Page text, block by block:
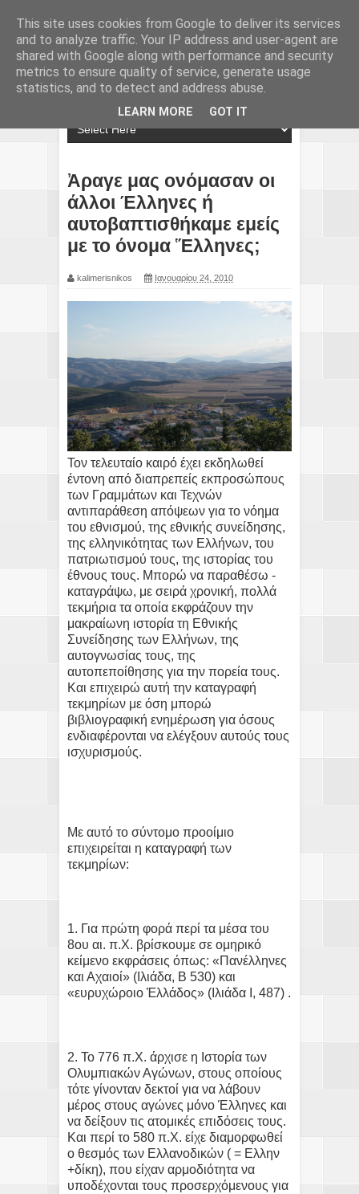
Ἀραγε μας ονόμασαν οι
άλλοι Έλληνες ή
αυτοβαπτισθήκαμε εμείς
με το όνομα Ἕλληνες;
kalimerisnikos Ιανουαρίου 24, 2010
Τον τελευταίο καιρό έχει εκδηλωθεί
έντονη από διαπρεπείς εκπροσώπους
των Γραμμάτων και Τεχνών
αντιπαράθεση απόψεων για το νόημα
του εθνισμού, της εθνικής συνείδησης,
της ελληνικότητας των Ελλήνων, του
πατριωτισμού τους, της ιστορίας του
έθνους τους. Μπορώ να παραθέσω -
καταγράψω, με σειρά χρονική, πολλά
τεκμήρια τα οποία εκφράζουν την
μακραίωνη ιστορία τη Εθνικής
Συνείδησης των Ελλήνων, της
αυτογνωσίας τους, της
αυτοπεποίθησης για την πορεία τους.
Και επιχειρώ αυτή την καταγραφή
τεκμηρίων με όση μπορώ
βιβλιογραφική ενημέρωση για όσους
ενδιαφέρονται να ελέγξουν αυτούς τους
ισχυρισμούς.
Με αυτό το σύντομο προοίμιο
επιχειρείται η καταγραφή των
τεκμηρίων:
1. Για πρώτη φορά περί τα μέσα του
8ου αι. π.Χ. βρίσκουμε σε ομηρικό
κείμενο εκφράσεις όπως: «Πανέλληνες
και Αχαιοί» (Ιλιάδα, Β 530) και
«ευρυχώροιο Ἑλλάδος» (Ιλιάδα Ι, 487) .
2. Το 776 π.Χ. άρχισε η Ιστορία των
Ολυμπιακών Αγώνων, στους οποίους
τότε γίνονταν δεκτοί για να λάβουν
μέρος στους αγώνες μόνο Έλληνες και
να δείξουν τις ατομικές επιδόσεις τους.
Και περί το 580 π.Χ. είχε διαμορφωθεί
ο θεσμός των Ελλανοδικών ( = Ελλην
+δίκη), που είχαν αρμοδιότητα να
υποδέχονται τους προσερχόμενους για
This site uses cookies from Google to deliver its services
and to analyze traffic. Your IP address and user-agent are
shared with Google along with performance and security
metrics to ensure quality of service, generate usage
statistics, and to detect and address abuse.
LEARN MORE GOT IT